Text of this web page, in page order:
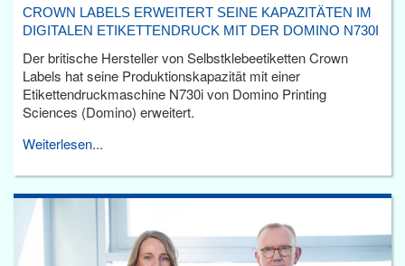
CROWN LABELS ERWEITERT SEINE KAPAZITÄTEN IM
DIGITALEN ETIKETTENDRUCK MIT DER DOMINO N730I
Der britische Hersteller von Selbstklebeetiketten Crown
Labels hat seine Produktionskapazität mit einer
Etikettendruckmaschine N730i von Domino Printing
Sciences (Domino) erweitert.
Weiterlesen...